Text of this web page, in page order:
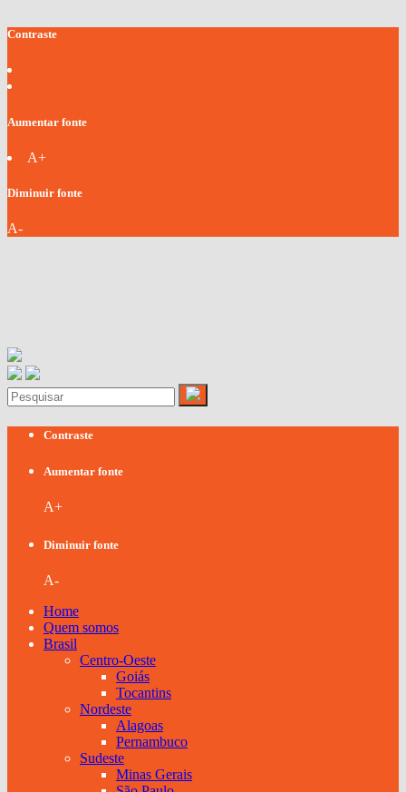
Contraste
Aumentar fonte
A+
Diminuir fonte
A-
Contraste
Aumentar fonte
A+
Diminuir fonte
A-
Home
Quem somos
Brasil
Centro-Oeste
Goiás
Tocantins
Nordeste
Alagoas
Pernambuco
Sudeste
Minas Gerais